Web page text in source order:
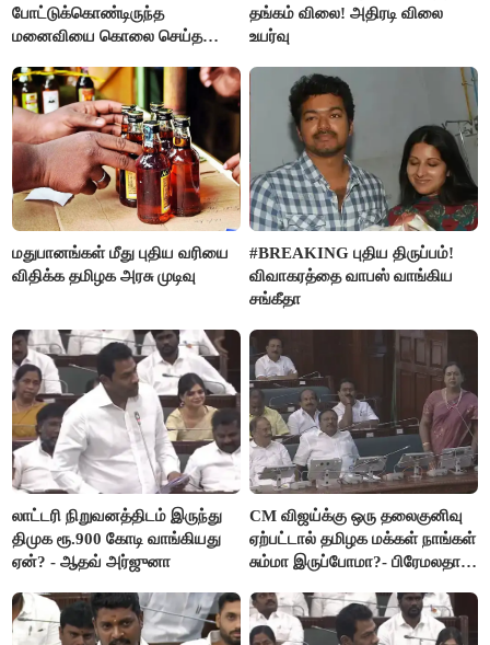
போட்டுக்கொண்டிருந்த
மனைவியை கொலை செய்த
தங்கம் விலை! அதிரடி விலை
உயர்வு
மதுபானங்கள் மீது புதிய வரியை
விதிக்க தமிழக அரசு முடிவு
#BREAKING புதிய திருப்பம்!
விவாகரத்தை வாபஸ் வாங்கிய
சங்கீதா
லாட்டரி நிறுவனத்திடம் இருந்து
திமுக ரூ.900 கோடி வாங்கியது
ஏன்? - ஆதவ் அர்ஜுனா
CM விஜய்க்கு ஒரு தலைகுனிவு
ஏற்பட்டால் தமிழக மக்கள் நாங்கள்
சும்மா இருப்போமா?- பிரேமலதா